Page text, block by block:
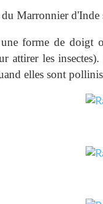
Marronnier d'Inde
forme de doigt
attirer les
elles sont